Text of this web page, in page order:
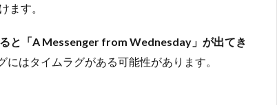
ます。
と「A Messenger from Wednesday」が出てき
はタイムラグがある可能性があります。